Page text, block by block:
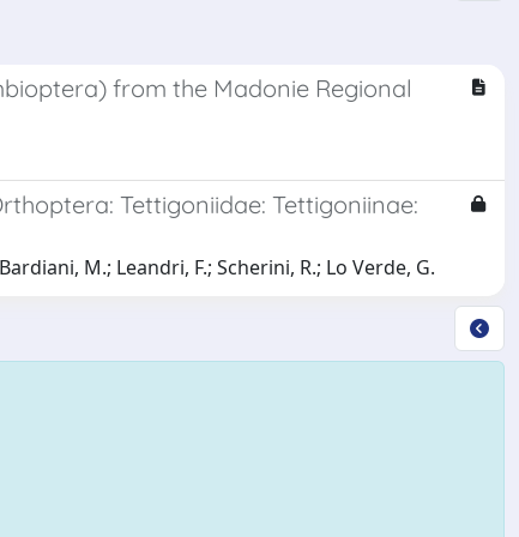
from the Madonie Regional
Tettigoniidae: Tettigoniinae:
M.; Leandri, F.; Scherini, R.; Lo Verde, G.